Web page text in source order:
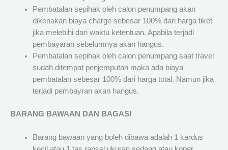
Pembatalan sepihak oleh calon penumpang akan
dikenakan biaya charge sebesar 100% dari harga tiket
jika melebihi dari waktu ketentuan. Apabila terjadi
pembayaran sebelumnya akan hangus.
Pembatalan sepihak oleh calon penumpang saat travel
sudah ditempat penjemputan maka ada biaya
pembatalan sebesar 100% dari harga total. Namun jika
terjadi pembayran akan hangus.
BARANG BAWAAN DAN BAGASI
Barang bawaan yang boleh dibawa adalah 1 kardus